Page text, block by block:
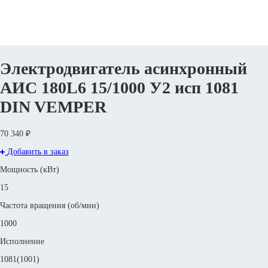
Электродвигатель асинхронный
АИС 180L6 15/1000 У2 исп 1081
DIN VEMPER
70 340 ₽
Добавить в заказ
Мощность (кВт)
15
Частота вращения (об/мин)
1000
Исполнение
1081(1001)